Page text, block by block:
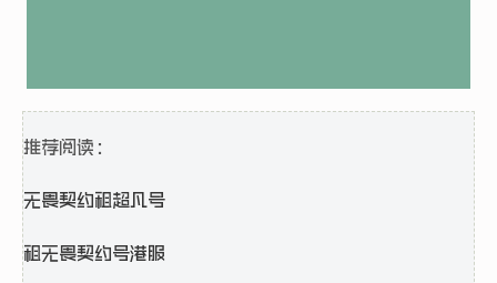
推荐阅读：
无畏契约租超凡号
租无畏契约号港服